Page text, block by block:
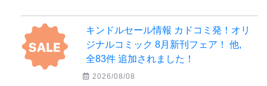
キンドルセール情報 カドコミ発！オリ
ジナルコミック 8月新刊フェア！ 他,
全83件 追加されました！
2026/08/08